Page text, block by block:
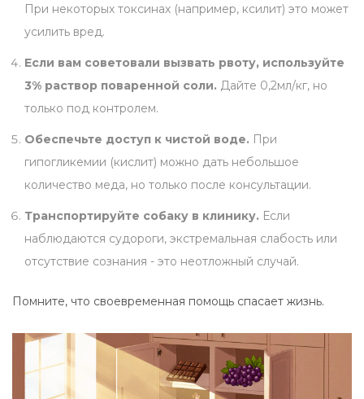
При некоторых токсинах (например, ксилит) это может
усилить вред.
Если вам советовали вызвать рвоту, используйте
3% раствор поваренной соли. Дайте 0,2мл/кг, но
только под контролем.
Обеспечьте доступ к чистой воде. При
гипогликемии (кислит) можно дать небольшое
количество меда, но только после консультации.
Транспортируйте собаку в клинику. Если
наблюдаются судороги, экстремальная слабость или
отсутствие сознания - это неотложный случай.
Помните, что своевременная помощь спасает жизнь.